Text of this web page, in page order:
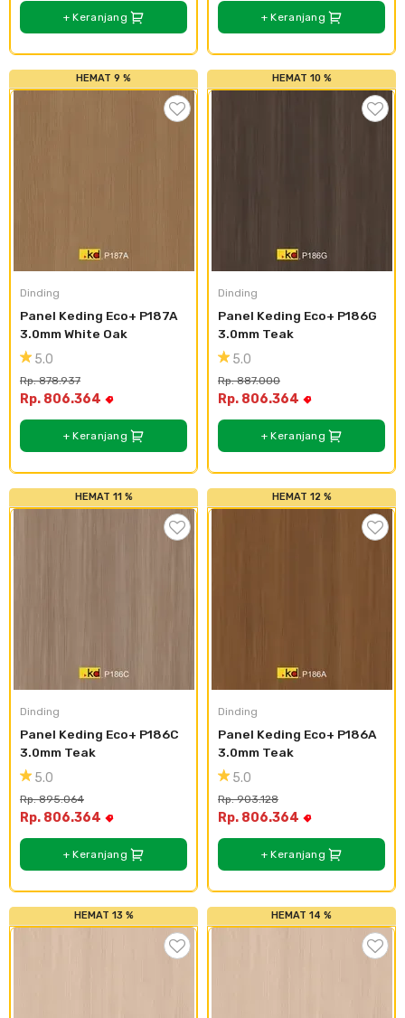
+ Keranjang + Keranjang
HEMAT 9 %
Dinding
Panel Keding Eco+ P187A
3.0mm White Oak
5.0
Rp. 878.937
Rp. 806.364
+ Keranjang
HEMAT 10 %
Dinding
Panel Keding Eco+ P186G
3.0mm Teak
5.0
Rp. 887.000
Rp. 806.364
+ Keranjang
HEMAT 11 %
Dinding
Panel Keding Eco+ P186C
3.0mm Teak
5.0
Rp. 895.064
Rp. 806.364
+ Keranjang
HEMAT 12 %
Dinding
Panel Keding Eco+ P186A
3.0mm Teak
5.0
Rp. 903.128
Rp. 806.364
+ Keranjang
HEMAT 13 % HEMAT 14 %